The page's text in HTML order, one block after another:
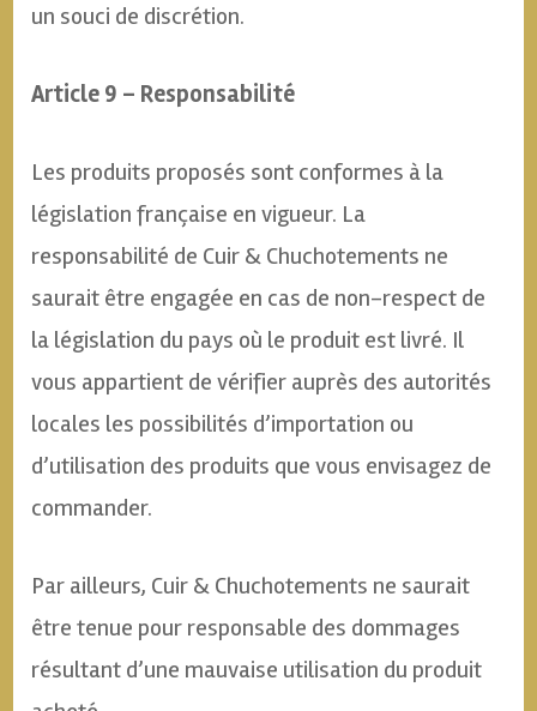
un souci de discrétion.
Article 9 – Responsabilité
Les produits proposés sont conformes à la
législation française en vigueur. La
responsabilité de Cuir & Chuchotements ne
saurait être engagée en cas de non-respect de
la législation du pays où le produit est livré. Il
vous appartient de vérifier auprès des autorités
locales les possibilités d’importation ou
d’utilisation des produits que vous envisagez de
commander.
Par ailleurs, Cuir & Chuchotements ne saurait
être tenue pour responsable des dommages
résultant d’une mauvaise utilisation du produit